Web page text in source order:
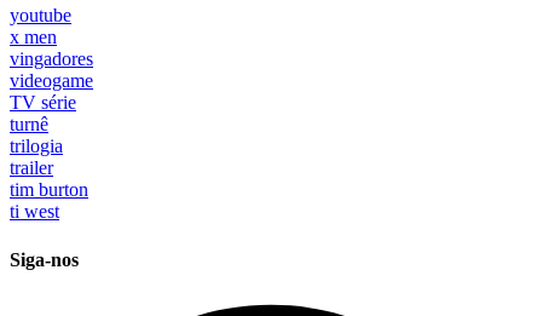
youtube
x men
vingadores
videogame
TV série
turnê
trilogia
trailer
tim burton
ti west
Siga-nos